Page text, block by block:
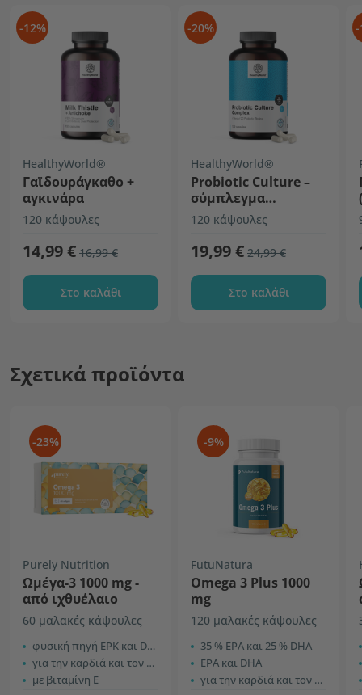
-12%
HealthyWorld®
Γαϊδουράγκαθο +
αγκινάρα
120 κάψουλες
14,99 € 16,99 €
Στο καλάθι
-20%
HealthyWorld®
Probiotic Culture –
σύμπλεγμα
προβιοτικών
καλλιεργειών
120 κάψουλες
19,99 € 24,99 €
Στο καλάθι
-
Σχετικά προϊόντα
-23%
Purely Nutrition
Ωμέγα-3 1000 mg -
από ιχθυέλαιο
60 μαλακές κάψουλες
φυσική πηγή ΕΡΚ και DHA
για την καρδιά και τον εγκέφαλο
με βιταμίνη Ε
-9%
FutuNatura
Omega 3 Plus 1000
mg
120 μαλακές κάψουλες
35 % ΕPA και 25 % DHA
ΕPA και DHA
για την καρδιά και τον εγκέφαλο